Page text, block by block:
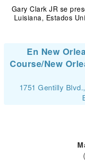
Gary Clark JR se
Luisiana, Estados
En New
Course/New
1751 Gentilly